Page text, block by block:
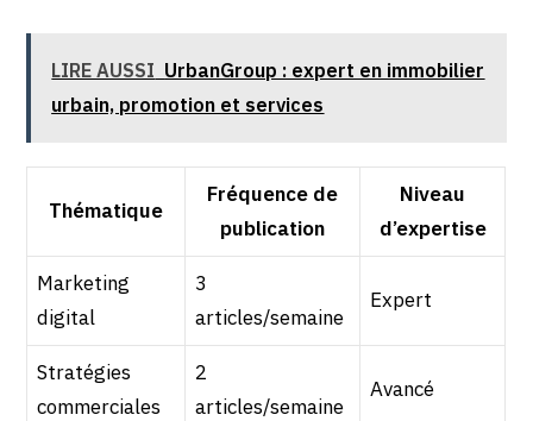
LIRE AUSSI UrbanGroup : expert en immobilier
urbain, promotion et services
Thématique
Fréquence de
publication
Niveau
d’expertise
Marketing
digital
3
articles/semaine
Expert
Stratégies
commerciales
2
articles/semaine
Avancé